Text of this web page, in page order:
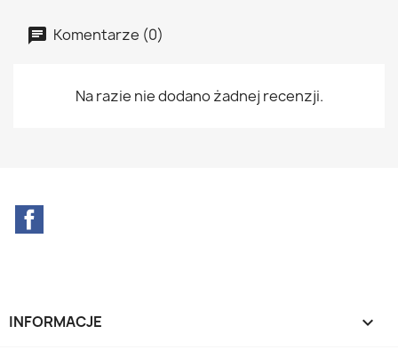
Komentarze (0)
Na razie nie dodano żadnej recenzji.
INFORMACJE 